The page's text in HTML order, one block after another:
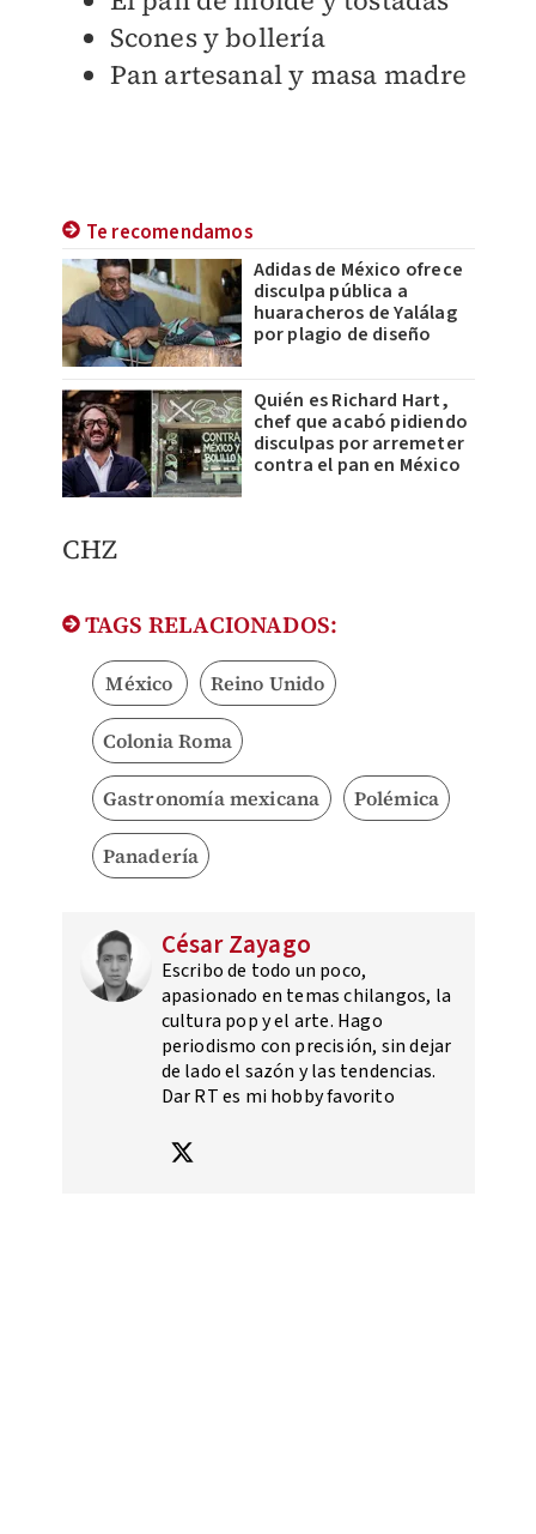
Scones y bollería
Pan artesanal y masa madre
Te recomendamos
Adidas de México ofrece
disculpa pública a
huaracheros de Yalálag
por plagio de diseño
Quién es Richard Hart,
chef que acabó pidiendo
disculpas por arremeter
contra el pan en México
CHZ
TAGS RELACIONADOS:
México Reino Unido
Colonia Roma
Gastronomía mexicana Polémica
Panadería
César Zayago
Escribo de todo un poco,
apasionado en temas chilangos, la
cultura pop y el arte. Hago
periodismo con precisión, sin dejar
de lado el sazón y las tendencias.
Dar RT es mi hobby favorito